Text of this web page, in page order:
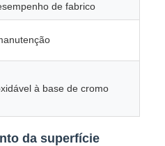
de fabrico
à base de cromo
da superfície